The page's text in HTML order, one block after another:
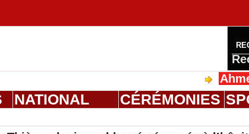
Ahmed
NATIONAL CÉRÉMONIES